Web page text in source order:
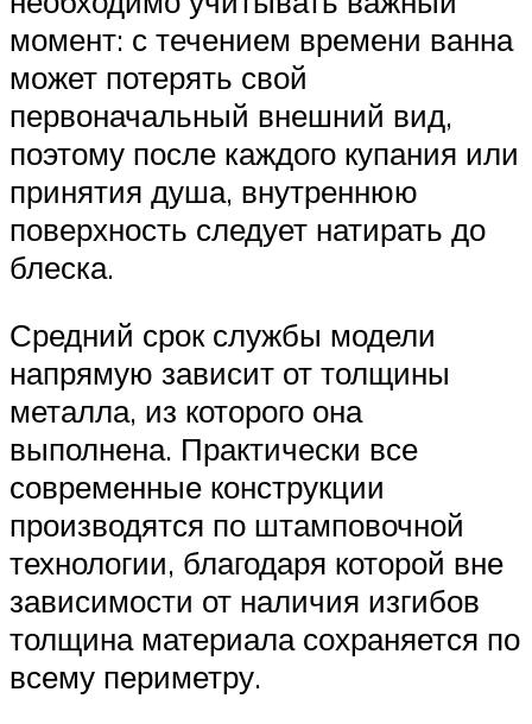
момент: с течением времени ванна
может потерять свой
первоначальный внешний вид,
поэтому после каждого купания или
принятия душа, внутреннюю
поверхность следует натирать до
блеска.
Средний срок службы модели
напрямую зависит от толщины
металла, из которого она
выполнена. Практически все
современные конструкции
производятся по штамповочной
технологии, благодаря которой вне
зависимости от наличия изгибов
толщина материала сохраняется по
всему периметру.